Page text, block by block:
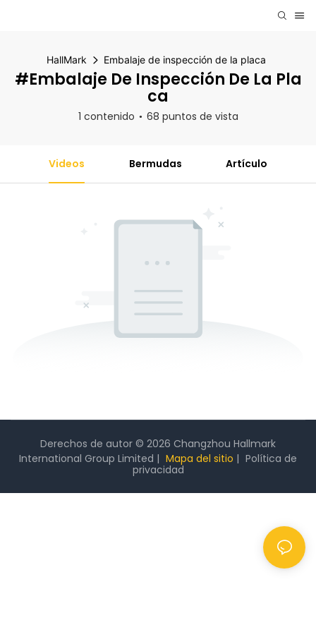
HallMark Embalaje de inspección de la placa
#Embalaje De Inspección De La Pla
Ca
1 contenido 68 puntos de vista
Videos Bermudas Artículo
Derechos de autor © 2026 Changzhou Hallmark
International Group Limited | Mapa del sitio | Política de
privacidad